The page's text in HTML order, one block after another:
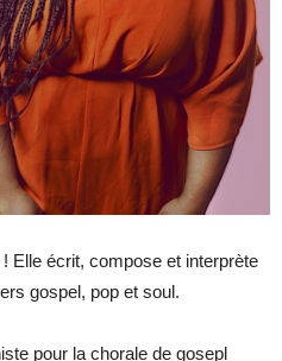
Elle écrit, compose et interprète
gospel, pop et soul.
pour la chorale de gosepl